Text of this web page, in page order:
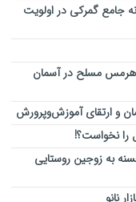
جامع گمرکی در اولویت
هرمس مسلح در آسمان
و ارتقای آموزش‌وپرورش
قرض‌الحسنه به زوجین روستایی